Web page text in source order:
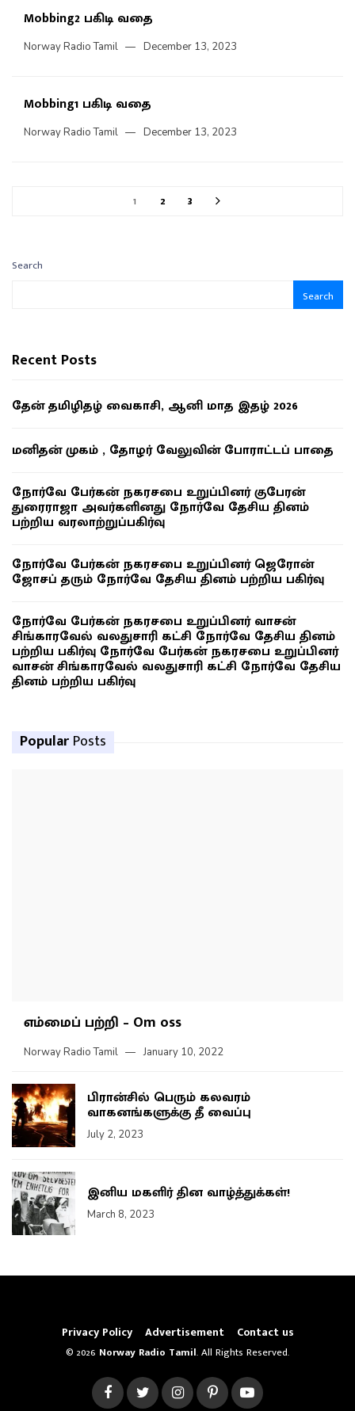
Mobbing2 பகிடி வதை
Norway Radio Tamil December 13, 2023
Mobbing1 பகிடி வதை
Norway Radio Tamil December 13, 2023
1 2 3
Search
Search
Recent Posts
தேன் தமிழிதழ் வைகாசி, ஆனி மாத இதழ் 2026
மனிதன் முகம் , தோழர் வேலுவின் போராட்டப் பாதை
நோர்வே பேர்கன் நகரசபை உறுப்பினர் குபேரன்
துரைராஜா அவர்களினது நோர்வே தேசிய தினம்
பற்றிய வரலாற்றுப்பகிர்வு
நோர்வே பேர்கன் நகரசபை உறுப்பினர் ஜெரோன்
ஜோசப் தரும் நோர்வே தேசிய தினம் பற்றிய பகிர்வு
நோர்வே பேர்கன் நகரசபை உறுப்பினர் வாசன்
சிங்காரவேல் வலதுசாரி கட்சி நோர்வே தேசிய தினம்
பற்றிய பகிர்வு நோர்வே பேர்கன் நகரசபை உறுப்பினர்
வாசன் சிங்காரவேல் வலதுசாரி கட்சி நோர்வே தேசிய
தினம் பற்றிய பகிர்வு
Popular Posts
எம்மைப் பற்றி – Om oss
Norway Radio Tamil January 10, 2022
பிரான்சில் பெரும் கலவரம்
வாகனங்களுக்கு தீ வைப்பு
July 2, 2023
இனிய மகளிர் தின வாழ்த்துக்கள்!
March 8, 2023
Privacy Policy Advertisement Contact us
© 2026 Norway Radio Tamil. All Rights Reserved.